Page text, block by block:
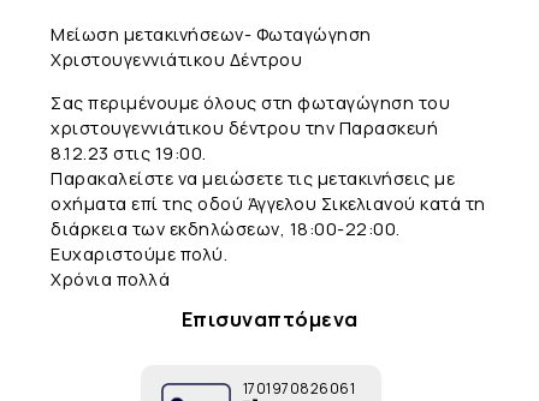
Μείωση μετακινήσεων- Φωταγώγηση
Χριστουγεννιάτικου Δέντρου
Σας περιμένουμε όλους στη φωταγώγηση του
χριστουγεννιάτικου δέντρου την Παρασκευή
8.12.23 στις 19:00.
Παρακαλείστε να μειώσετε τις μετακινήσεις με
οχήματα επί της οδού Άγγελου Σικελιανού κατά τη
διάρκεια των εκδηλώσεων, 18:00-22:00.
Ευχαριστούμε πολύ.
Χρόνια πολλά
Επισυναπτόμενα
1701970826061